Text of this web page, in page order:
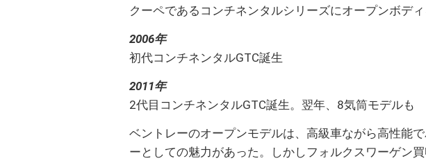
クーペであるコンチネンタルシリーズにオープンボデ
2006年
初代コンチネンタルGTC誕生
2011年
2代目コンチネンタルGTC誕生。翌年、8気筒モデルも
ベントレーのオープンモデルは、高級車ながら高性能
ーとしての魅力があった。しかしフォルクスワーゲン